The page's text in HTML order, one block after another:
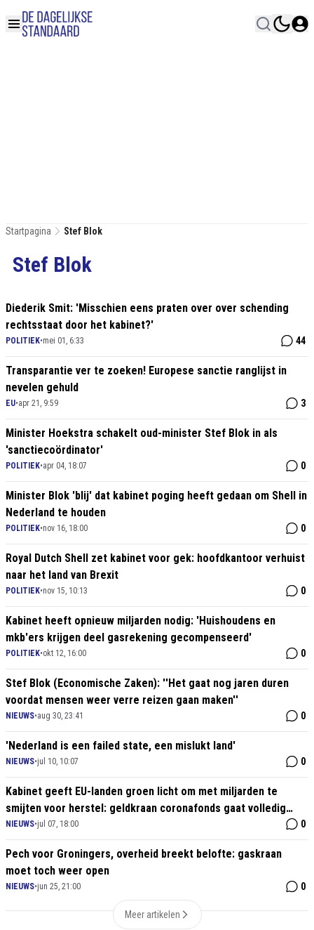
Startpagina Stef Blok
Stef Blok
Diederik Smit: 'Misschien eens praten over over schending
rechtsstaat door het kabinet?'
POLITIEK•mei 01, 6:33 44
Transparantie ver te zoeken! Europese sanctie ranglijst in
nevelen gehuld
EU•apr 21, 9:59 3
Minister Hoekstra schakelt oud-minister Stef Blok in als
'sanctiecoördinator'
POLITIEK•apr 04, 18:07 0
Minister Blok 'blij' dat kabinet poging heeft gedaan om Shell in
Nederland te houden
POLITIEK•nov 16, 18:00 0
Royal Dutch Shell zet kabinet voor gek: hoofdkantoor verhuist
naar het land van Brexit
POLITIEK•nov 15, 10:13 0
Kabinet heeft opnieuw miljarden nodig: 'Huishoudens en
mkb'ers krijgen deel gasrekening gecompenseerd'
POLITIEK•okt 12, 16:00 0
Stef Blok (Economische Zaken): ''Het gaat nog jaren duren
voordat mensen weer verre reizen gaan maken''
NIEUWS•aug 30, 23:41 0
'Nederland is een failed state, een mislukt land'
NIEUWS•jul 10, 10:07 0
Kabinet geeft EU-landen groen licht om met miljarden te
smijten voor herstel: geldkraan coronafonds gaat volledig
open
NIEUWS•jul 07, 18:00 0
Pech voor Groningers, overheid breekt belofte: gaskraan
moet toch weer open
NIEUWS•jun 25, 21:00 0
Meer artikelen